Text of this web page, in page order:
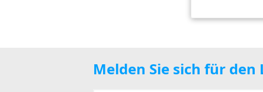
Melden Sie sich für